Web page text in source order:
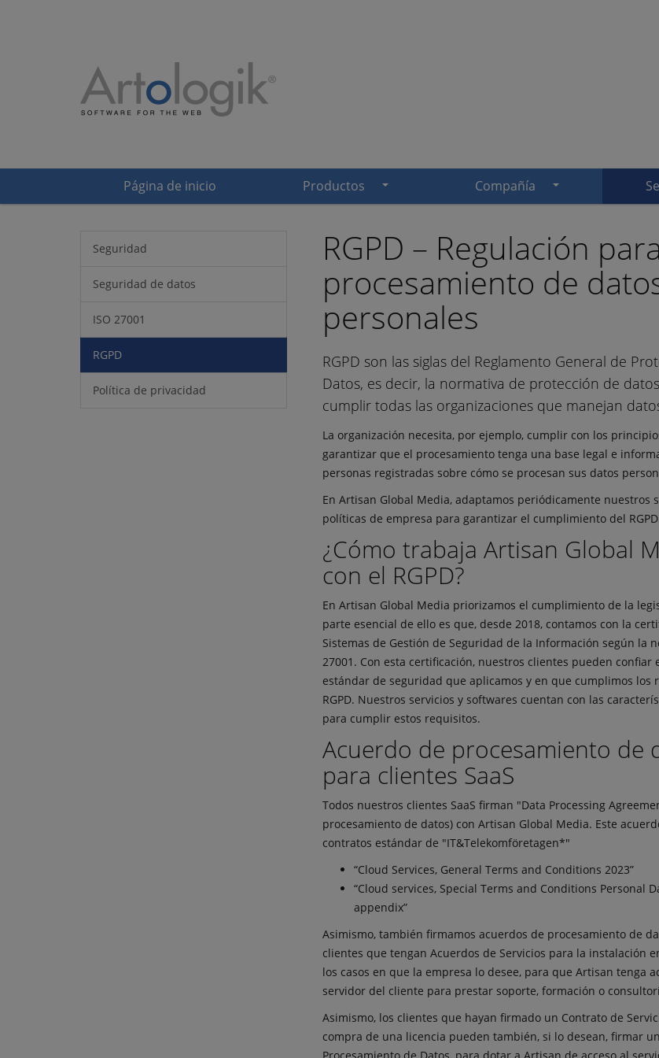
Página de inicio Productos Compañía
Seguridad
Seguridad de datos
ISO 27001
RGPD
Política de privacidad
RGPD – Regulación
procesamiento de
personales
RGPD son las siglas del Reglamento General de
Datos, es decir, la normativa de protección de
cumplir todas las organizaciones que manejan
La organización necesita, por ejemplo, cumplir con los
garantizar que el procesamiento tenga una base legal e
personas registradas sobre cómo se procesan sus datos
En Artisan Global Media, adaptamos periódicamente nuestros
políticas de empresa para garantizar el cumplimiento del
¿Cómo trabaja Artisan Global
con el RGPD?
En Artisan Global Media priorizamos el cumplimiento de la
parte esencial de ello es que, desde 2018, contamos con la
Sistemas de Gestión de Seguridad de la Información según la
27001. Con esta certificación, nuestros clientes pueden confiar
estándar de seguridad que aplicamos y en que cumplimos los
RGPD. Nuestros servicios y softwares cuentan con las
para cumplir estos requisitos.
Acuerdo de procesamiento de
para clientes SaaS
Todos nuestros clientes SaaS firman "Data Processing
procesamiento de datos) con Artisan Global Media. Este
contratos estándar de "IT&Telekomföretagen*"
“Cloud Services, General Terms and Conditions 2023”
“Cloud services, Special Terms and Conditions Personal
appendix”
Asimismo, también firmamos acuerdos de procesamiento de
clientes que tengan Acuerdos de Servicios para la instalación
los casos en que la empresa lo desee, para que Artisan tenga
servidor del cliente para prestar soporte, formación o
Asimismo, los clientes que hayan firmado un Contrato de
compra de una licencia pueden también, si lo desean, firmar